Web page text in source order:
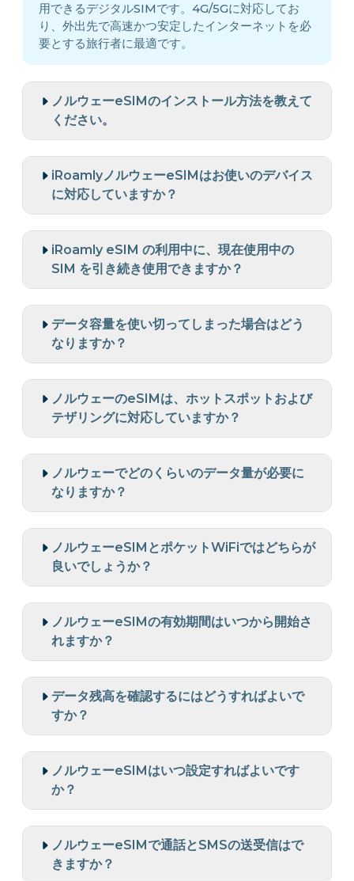
用できるデジタルSIMです。4G/5Gに対応してお
り、外出先で高速かつ安定したインターネットを必
要とする旅行者に最適です。
ノルウェーeSIMのインストール方法を教えて
ください。
iRoamlyノルウェーeSIMはお使いのデバイス
に対応していますか？
iRoamly eSIM の利用中に、現在使用中の
SIM を引き続き使用できますか？
データ容量を使い切ってしまった場合はどう
なりますか？
ノルウェーのeSIMは、ホットスポットおよび
テザリングに対応していますか？
ノルウェーでどのくらいのデータ量が必要に
なりますか？
ノルウェーeSIMとポケットWiFiではどちらが
良いでしょうか？
ノルウェーeSIMの有効期間はいつから開始さ
れますか？
データ残高を確認するにはどうすればよいで
すか？
ノルウェーeSIMはいつ設定すればよいです
か？
ノルウェーeSIMで通話とSMSの送受信はで
きますか？